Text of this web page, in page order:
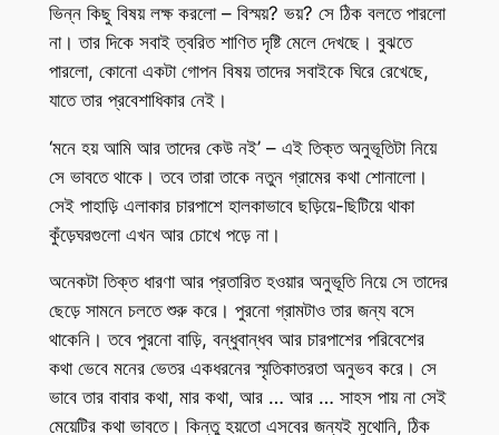
ভিন্ন কিছু বিষয় লক্ষ করলো – বিস্ময়? ভয়? সে ঠিক বলতে পারলো
না। তার দিকে সবাই ত্বরিত শাণিত দৃষ্টি মেলে দেখছে। বুঝতে
পারলো, কোনো একটা গোপন বিষয় তাদের সবাইকে ঘিরে রেখেছে,
যাতে তার প্রবেশাধিকার নেই।
‘মনে হয় আমি আর তাদের কেউ নই’ – এই তিক্ত অনুভূতিটা নিয়ে
সে ভাবতে থাকে। তবে তারা তাকে নতুন গ্রামের কথা শোনালো।
সেই পাহাড়ি এলাকার চারপাশে হালকাভাবে ছড়িয়ে-ছিটিয়ে থাকা
কুঁড়েঘরগুলো এখন আর চোখে পড়ে না।
অনেকটা তিক্ত ধারণা আর প্রতারিত হওয়ার অনুভূতি নিয়ে সে তাদের
ছেড়ে সামনে চলতে শুরু করে। পুরনো গ্রামটাও তার জন্য বসে
থাকেনি। তবে পুরনো বাড়ি, বন্ধুবান্ধব আর চারপাশের পরিবেশের
কথা ভেবে মনের ভেতর একধরনের স্মৃতিকাতরতা অনুভব করে। সে
ভাবে তার বাবার কথা, মার কথা, আর … আর … সাহস পায় না সেই
মেয়েটির কথা ভাবতে। কিন্তু হয়তো এসবের জন্যই মুথোনি, ঠিক